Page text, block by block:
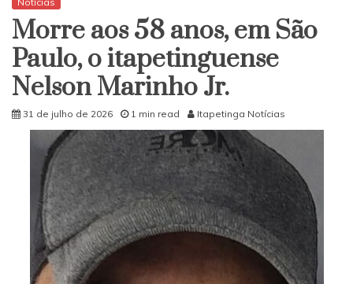
Morre aos 58 anos, em São
Paulo, o itapetinguense
Nelson Marinho Jr.
31 de julho de 2026 1 min read Itapetinga Notícias